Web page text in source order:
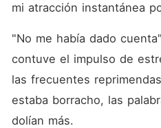
mi atracción instantánea
"No me había dado
contuve el impulso de
las frecuentes
estaba borracho, las
dolían más.